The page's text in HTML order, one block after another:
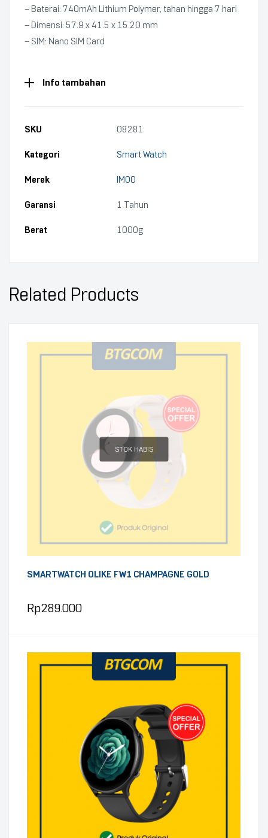
– Baterai: 740mAh Lithium Polymer, tahan hingga 7 hari
– Dimensi: 57.9 x 41.5 x 15.20 mm
– SIM: Nano SIM Card
Info tambahan
SKU 08281
Kategori Smart Watch
Merek IMOO
Garansi 1 Tahun
Berat 1000g
Related Products
STOK HABIS
SMARTWATCH OLIKE FW1 CHAMPAGNE GOLD
Rp289.000